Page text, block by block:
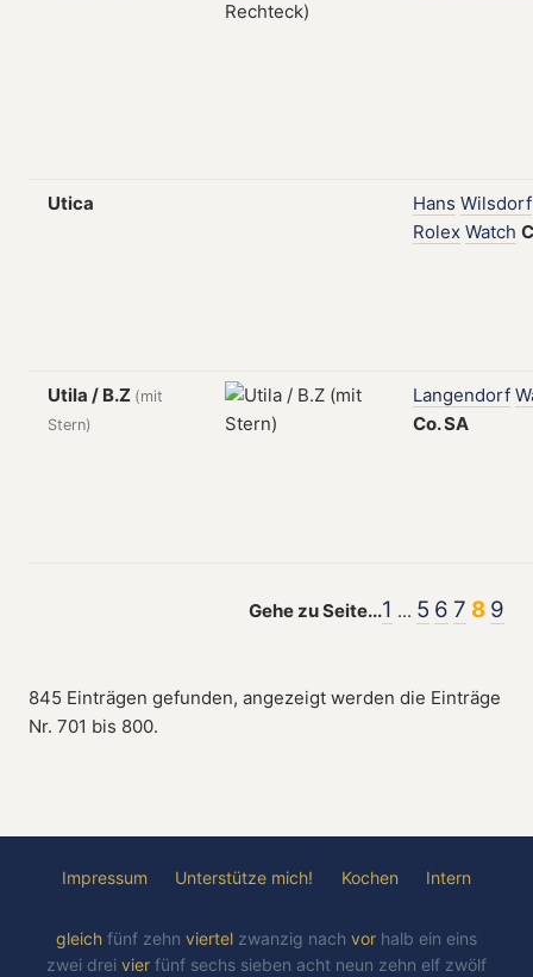
Utica Hans Wilsdorf
Rolex Watch
Utila / B.Z (mit
Stern)
Langendorf
Co.SA
Gehe zu Seite...1 ... 5 6 7 8 9
845 Einträgen gefunden, angezeigt werden die Einträge
Nr. 701 bis 800.
Impressum Unterstütze mich! Kochen Intern
gleich fünf zehn viertel zwanzig nach vor halb ein eins
zwei drei vier fünf sechs sieben acht neun zehn elf zwölf